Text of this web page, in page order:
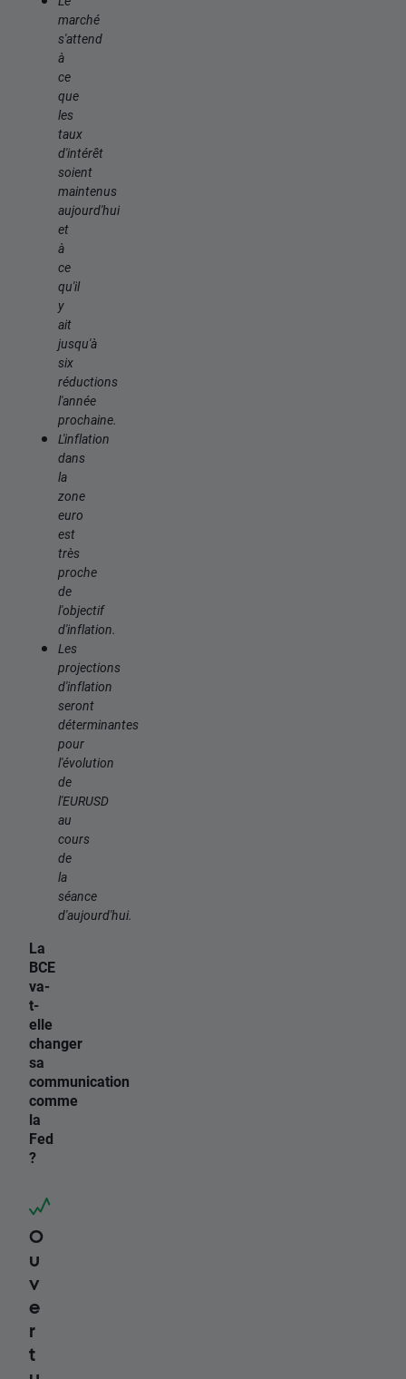
marché
s'attend
à
ce
que
les
taux
d'intérêt
soient
maintenus
aujourd'hui
et
à
ce
qu'il
y
ait
jusqu'à
six
réductions
l'année
prochaine.
L'inflation
dans
la
zone
euro
est
très
proche
de
l'objectif
d'inflation.
Les
projections
d'inflation
seront
déterminantes
pour
l'évolution
de
l'EURUSD
au
cours
de
la
séance
d'aujourd'hui.
La
BCE
va-
t-
elle
changer
sa
communication
comme
la
Fed
?
O
u
v
e
r
t